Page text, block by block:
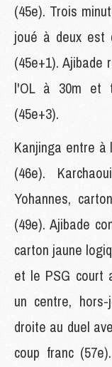
(45e). Trois
joué à deux est
(45e+1). Ajibade
l'OL à 30m et
(45e+3).
Kanjinga entre à
(46e).
Yohannes,
(49e). Ajibade
carton jaune
et le PSG court
un centre,
droite au duel
coup franc